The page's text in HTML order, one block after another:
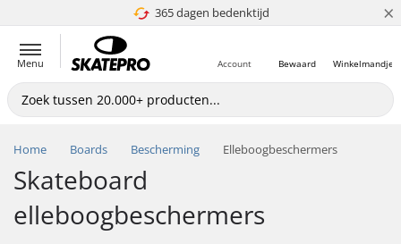
365 dagen bedenktijd
4.8 van 5 ×
Menu Winkelmandje
Bewaard
Account
Home Boards Bescherming Elleboogbeschermers
Skateboard
elleboogbeschermers